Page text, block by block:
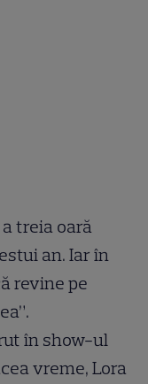
treia oară
an. Iar în
revine pe
în show-ul
vreme, Lora